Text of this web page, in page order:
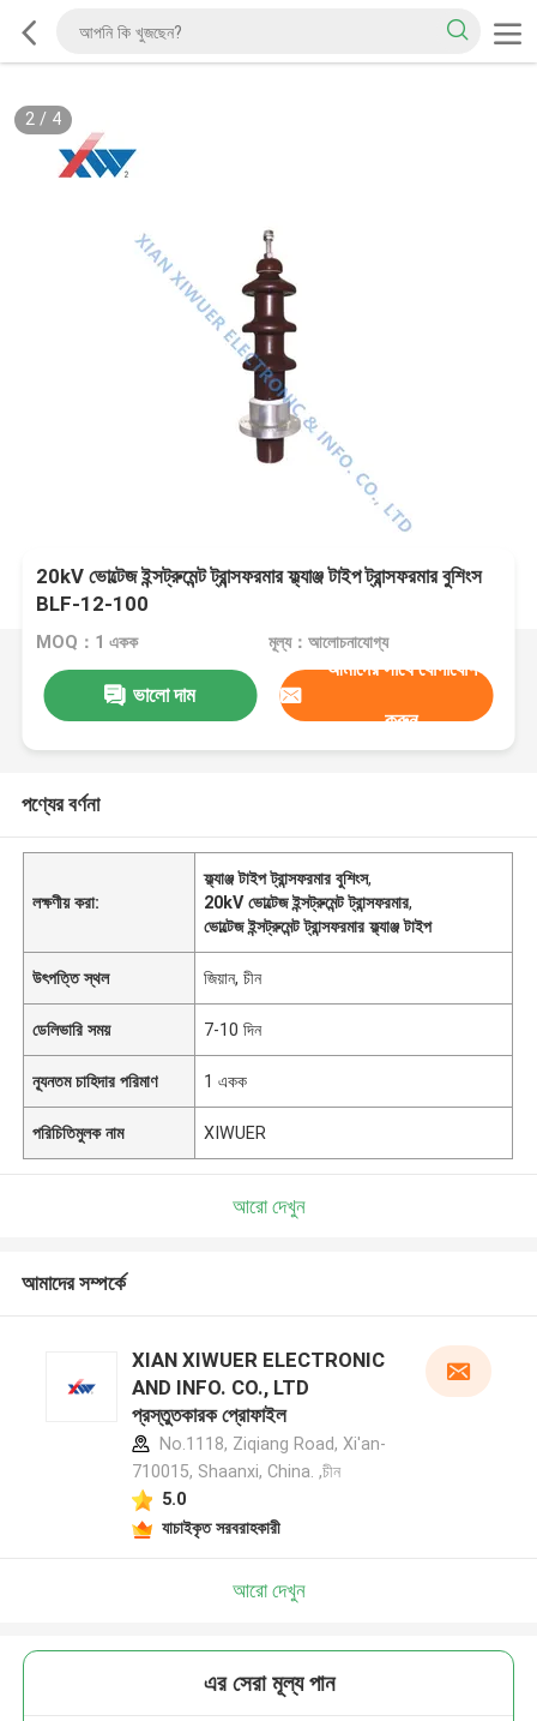
2/ 4
20kV ভোল্টেজ ইন্সট্রুমেন্ট ট্রান্সফরমার ফ্ল্যাঞ্জ টাইপ ট্রান্সফরমার বুশিংস
BLF-12-100
MOQ：1 একক মূল্য：আলোচনাযোগ্য
ভালো দাম
আমাদের সাথে যোগাযোগ
করুন
পণ্যের বর্ণনা
লক্ষণীয় করা:
ফ্ল্যাঞ্জ টাইপ ট্রান্সফরমার বুশিংস,
20kV ভোল্টেজ ইন্সট্রুমেন্ট ট্রান্সফরমার,
ভোল্টেজ ইন্সট্রুমেন্ট ট্রান্সফরমার ফ্ল্যাঞ্জ টাইপ
উৎপত্তি স্থল জিয়ান, চীন
ডেলিভারি সময় 7-10 দিন
ন্যূনতম চাহিদার পরিমাণ 1 একক
পরিচিতিমুলক নাম XIWUER
আরো দেখুন
আমাদের সম্পর্কে
XIAN XIWUER ELECTRONIC
AND INFO. CO., LTD
প্রস্তুতকারক প্রোফাইল
No.1118, Ziqiang Road, Xi'an-
710015, Shaanxi, China. ,চীন
5.0
যাচাইকৃত সরবরাহকারী
আরো দেখুন
এর সেরা মূল্য পান